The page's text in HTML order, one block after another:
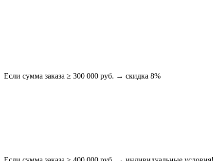
Если сумма заказа ≥ 300 000 руб. → скидка 8%